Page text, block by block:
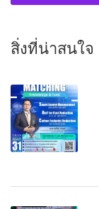
สิ่งที่น่าสนใจ